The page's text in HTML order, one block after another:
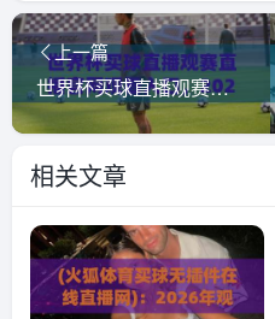
上一篇
世界杯买球直播观赛直播官网观看入口，2026年最新指南！
相关文章